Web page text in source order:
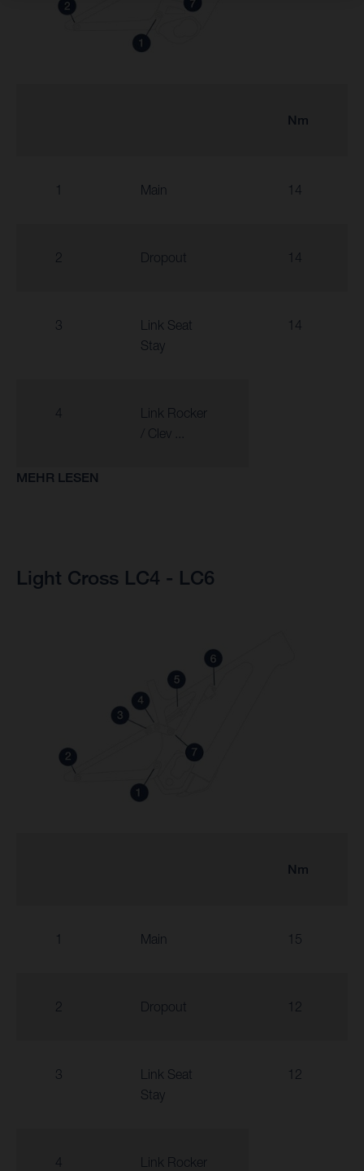
Nm
1 Main 14
2 Dropout 14
3
Link Seat
Stay
14
4
Link Rocker
/ Clev ...
MEHR LESEN
Light Cross LC4 - LC6
Nm
1 Main 15
2 Dropout 12
3
Link Seat
Stay
12
4
Link Rocker